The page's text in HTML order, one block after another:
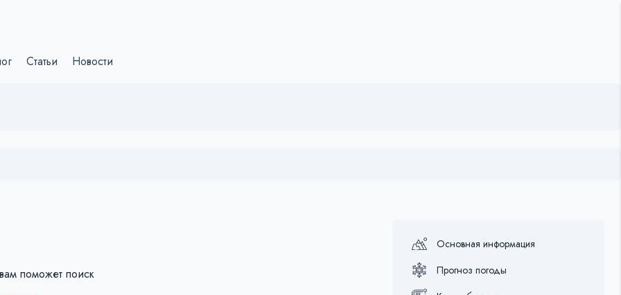
Статьи Новости
поможет поиск
Основная информация
Прогноз погоды